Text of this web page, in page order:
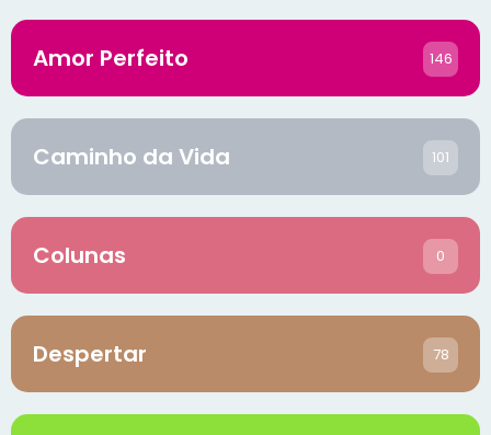
Amor Perfeito 146
Caminho da Vida 101
Colunas 0
Despertar 78